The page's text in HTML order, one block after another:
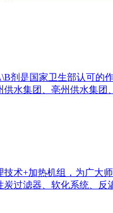
剂是国家卫生部认可的
水集团、亳州供水集
术+加热机组，为广大
过滤器、软化系统、